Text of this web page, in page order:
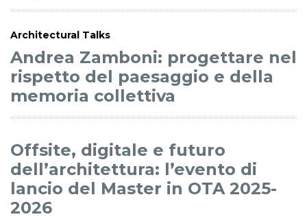
Architectural Talks
Andrea Zamboni: progettare nel
rispetto del paesaggio e della
memoria collettiva
Offsite, digitale e futuro
dell’architettura: l’evento di
lancio del Master in OTA 2025-
2026